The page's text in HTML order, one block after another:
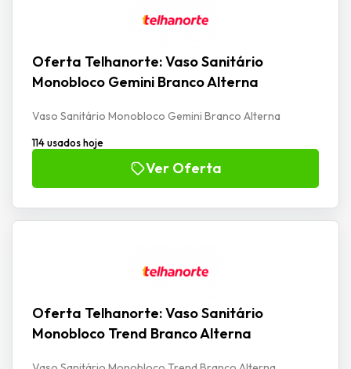
Oferta Telhanorte: Vaso Sanitário
Monobloco Gemini Branco Alterna
Vaso Sanitário Monobloco Gemini Branco Alterna
114 usados hoje
Ver Oferta
Oferta Telhanorte: Vaso Sanitário
Monobloco Trend Branco Alterna